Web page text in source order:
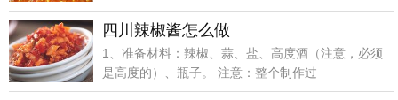
四川辣椒酱怎么做
1、准备材料：辣椒、蒜、盐、高度酒（注意，必须
是高度的）、瓶子。 注意：整个制作过